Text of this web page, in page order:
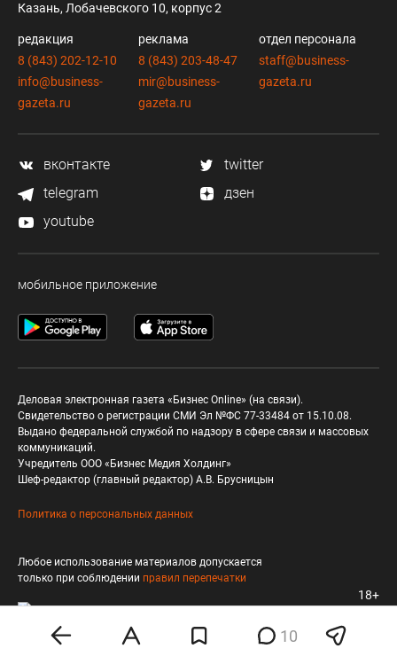
10
Казань, Лобачевского 10, корпус 2
редакция
8 (843) 202-12-10
info@business-
gazeta.ru
реклама
8 (843) 203-48-47
mir@business-
gazeta.ru
отдел персонала
staff@business-
gazeta.ru
вконтакте
twitter
telegram
дзен
youtube
мобильное приложение
Деловая электронная газета «Бизнес Online» (на связи).
Свидетельство о регистрации СМИ Эл №ФС 77-33484 от 15.10.08.
Выдано федеральной службой по надзору в сфере связи и массовых
коммуникаций.
Учредитель ООО «Бизнес Медия Холдинг»
Шеф-редактор (главный редактор) А.В. Брусницын
Политика о персональных данных
Любое использование материалов допускается
только при соблюдении правил перепечатки
18+